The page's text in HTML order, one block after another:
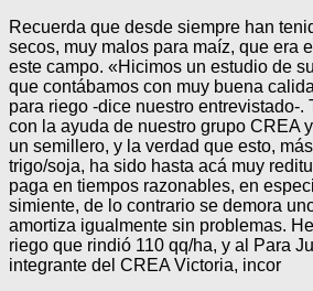
Recuerda que desde siempre han
secos, muy malos para maíz, que era
este campo. «Hicimos un estudio de
que contábamos con muy buena
para riego -dice nuestro entrevistado-.
con la ayuda de nuestro grupo CREA
un semillero, y la verdad que esto,
trigo/soja, ha sido hasta acá muy
paga en tiempos razonables, en
simiente, de lo contrario se demora
amortiza igualmente sin problemas.
riego que rindió 110 qq/ha, y al Para
integrante del CREA Victoria, incor